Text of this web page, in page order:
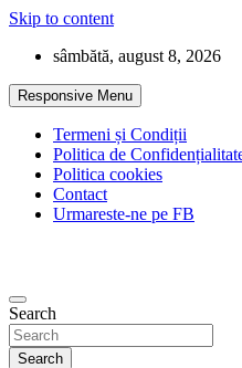
Skip to content
sâmbătă, august 8, 2026
Responsive Menu
Termeni și Condiții
Politica de
Politica cookies
Contact
Urmareste-ne pe FB
Search
Search